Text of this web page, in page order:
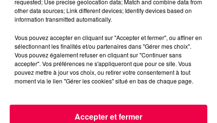
podcasts/2022/02/2022-02-04-09-26-
48_20220204_CC.mp3
other data sources; Link different devices; Identify devices based on
information transmitted automatically.
Vous pouvez accepter en cliquant sur "Accepter et fermer", ou affiner en
sélectionnant les finalités et/ou partenaires dans "Gérer mes choix".
Vous pouvez également refuser en cliquant sur "Continuer sans
accepter". Vos préférences ne s'appliqueront que pour ce site. Vous
pouvez mettre à jour vos choix, ou retirer votre consentement à tout
moment via le lien "Gérer les cookies" situé en bas de chaque page.
Accepter et fermer